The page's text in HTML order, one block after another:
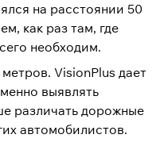
на расстоянии 50
как раз там, где
необходим.
VisionPlus дает
выявлять
различать дорожные
автомобилистов.